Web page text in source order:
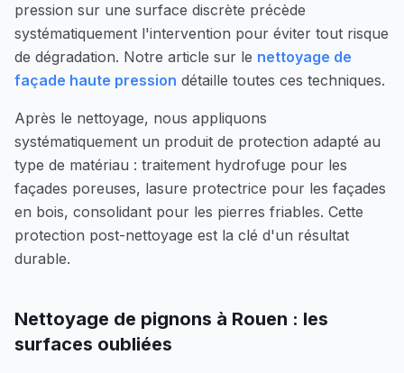
pression sur une surface discrète précède
systématiquement l'intervention pour éviter tout risque
de dégradation. Notre article sur le nettoyage de
façade haute pression détaille toutes ces techniques.
Après le nettoyage, nous appliquons
systématiquement un produit de protection adapté au
type de matériau : traitement hydrofuge pour les
façades poreuses, lasure protectrice pour les façades
en bois, consolidant pour les pierres friables. Cette
protection post-nettoyage est la clé d'un résultat
durable.
Nettoyage de pignons à Rouen : les
surfaces oubliées